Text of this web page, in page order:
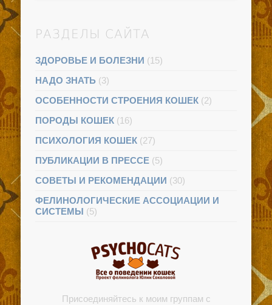
РАЗДЕЛЫ САЙТА
ЗДОРОВЬЕ И БОЛЕЗНИ (15)
НАДО ЗНАТЬ (3)
ОСОБЕННОСТИ СТРОЕНИЯ КОШЕК (2)
ПОРОДЫ КОШЕК (16)
ПСИХОЛОГИЯ КОШЕК (27)
ПУБЛИКАЦИИ В ПРЕССЕ (5)
СОВЕТЫ И РЕКОМЕНДАЦИИ (30)
ФЕЛИНОЛОГИЧЕСКИЕ АССОЦИАЦИИ И
СИСТЕМЫ (5)
Присоединяйтесь к моим группам с